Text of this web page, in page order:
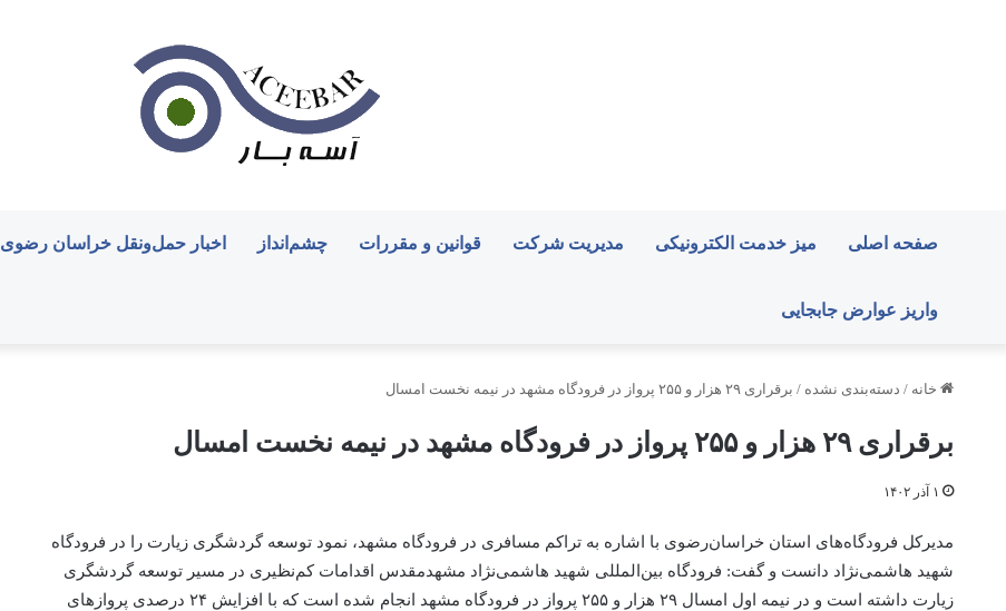
صفحه اصلی میز خدمت الکترونیکی مدیریت شرکت قوانین و مقررات چشم‌انداز اخبار حمل‌ونقل خراسان رضوی
واریز عوارض جابجایی
خانه / دسته‌بندی نشده / برقراری ۲۹ هزار و ۲۵۵ پرواز در فرودگاه مشهد در نیمه نخست امسال
برقراری ۲۹ هزار و ۲۵۵ پرواز در فرودگاه مشهد در نیمه نخست امسال
۱ آذر ۱۴۰۲
مدیرکل فرودگاه‌های استان خراسان‌رضوی با اشاره به تراکم مسافری در فرودگاه مشهد، نمود توسعه گردشگری زیارت را در فرودگاه
شهید هاشمی‌نژاد دانست و گفت: فرودگاه‌ بین‌المللی شهید هاشمی‌نژاد مشهدمقدس اقدامات کم‌نظیری در مسیر توسعه گردشگری
زیارت داشته است و در نیمه اول امسال ۲۹ هزار و ۲۵۵ پرواز در فرودگاه مشهد انجام شده است که با افزایش ۲۴ درصدی پروازهای